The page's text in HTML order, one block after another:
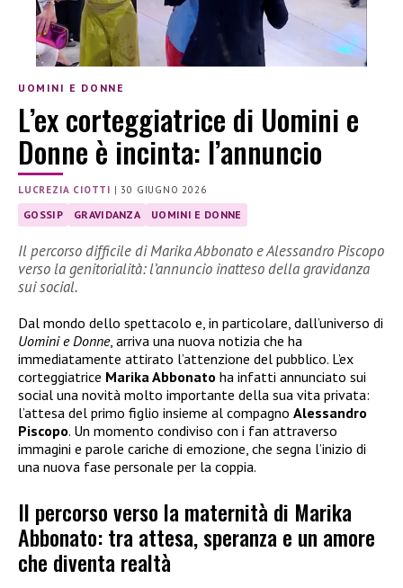
UOMINI E DONNE
L’ex corteggiatrice di Uomini e
Donne è incinta: l’annuncio
LUCREZIA CIOTTI |30 GIUGNO 2026
GOSSIP GRAVIDANZA UOMINI E DONNE
Il percorso difficile di Marika Abbonato e Alessandro Piscopo
verso la genitorialità: l’annuncio inatteso della gravidanza
sui social.
Dal mondo dello spettacolo e, in particolare, dall’universo di
Uomini e Donne, arriva una nuova notizia che ha
immediatamente attirato l’attenzione del pubblico. L’ex
corteggiatrice Marika Abbonato ha infatti annunciato sui
social una novità molto importante della sua vita privata:
l’attesa del primo figlio insieme al compagno Alessandro
Piscopo. Un momento condiviso con i fan attraverso
immagini e parole cariche di emozione, che segna l’inizio di
una nuova fase personale per la coppia.
Il percorso verso la maternità di Marika
Abbonato: tra attesa, speranza e un amore
che diventa realtà